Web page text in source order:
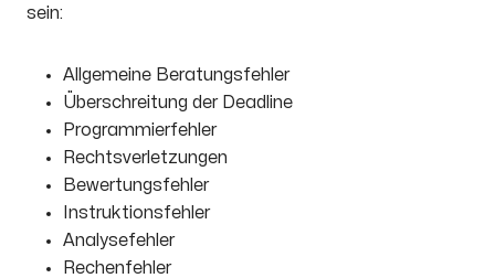
sein:
Allgemeine Beratungsfehler
Überschreitung der Deadline
Programmierfehler
Rechtsverletzungen
Bewertungsfehler
Instruktionsfehler
Analysefehler
Rechenfehler